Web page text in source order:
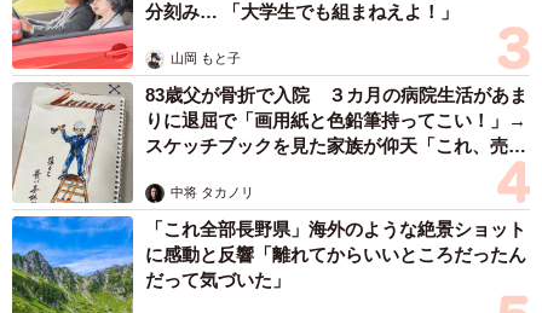
らいいかわからないから」（17.7％）が高校生に比べ高く
なっています。
第一子が高校生の親に対して、「生殖や性に関する知識や
正しい情報がなくて困った経験」について聞いたところ、
「とてもある」（6.5％）と「まあある」（18.8％）を合わ
せると、親の25.3％が知識や情報がなくて“困った経験があ
る”と回答しており、特に男子高校生の父親が29.0％で最も
多くなりました。
分刻み… 「大学生でも組まねえよ！」
山岡 もと子
83歳父が骨折で入院 ３カ月の病院生活があま
りに退屈で「画用紙と色鉛筆持ってこい！」→
スケッチブックを見た家族が仰天「これ、売れ
中将 タカノリ
「これ全部長野県」海外のような絶景ショット
に感動と反響「離れてからいいところだったん
だって気づいた」